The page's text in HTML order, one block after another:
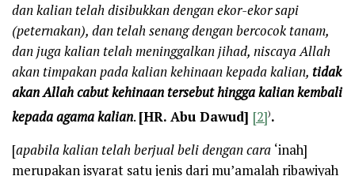
dan kalian telah disibukkan dengan ekor-ekor sapi
(peternakan), dan telah senang dengan bercocok tanam,
dan juga kalian telah meninggalkan jihad, niscaya Allah
akan timpakan pada kalian kehinaan kepada kalian, tidak
akan Allah cabut kehinaan tersebut hingga kalian kembali
kepada agama kalian. [HR. Abu Dawud] [2]).
[apabila kalian telah berjual beli dengan cara ‘inah]
merupakan isyarat satu jenis dari mu’amalah ribawiyah